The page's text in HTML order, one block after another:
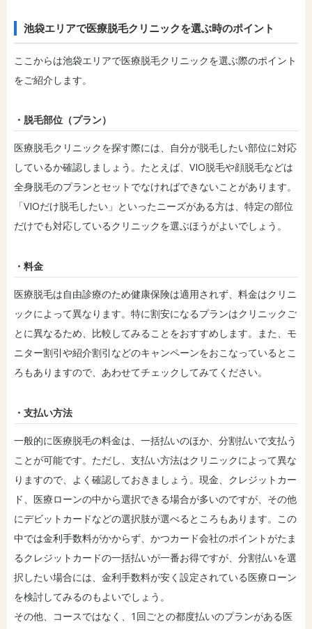
池袋エリアで医療脱毛クリニックを選ぶ時のポイント
ここからは池袋エリアで医療脱毛クリニックを選ぶ際のポイント
をご紹介します。
・脱毛部位（プラン）
医療脱毛クリニックを探す際には、自分が脱毛したい部位に対応
しているか確認しましょう。たとえば、VIO脱毛や顔脱毛などは
全身脱毛のプランとセットでなければできないことがあります。
「VIOだけ脱毛したい」といったニーズがある方は、特定の部位
だけでも対応しているクリニックを選ぶほうがよいでしょう。
・料金
医療脱毛は自由診療のため健康保険は適用されず、料金はクリニ
ックによって異なります。特に割安になるプランはクリニックご
とに異なるため、比較してみることをおすすめします。また、モ
ニター割引や紹介割引などのキャンペーンをおこなっているとこ
ろもありますので、あわせてチェックしてみてください。
・支払い方法
一般的に医療脱毛の料金は、一括払いのほか、分割払いで支払う
ことが可能です。ただし、支払い方法はクリニックによって異な
りますので、よく確認しておきましょう。現金、クレジットカー
ド、医療ローンの中から選択できる場合が多いのですが、その他
にデビットカードなどの選択肢が選べるところもあります。この
中では金利手数料がかからず、かつカード会社のポイントがたま
るクレジットカードの一括払いが一番お得ですが、分割払いを選
択したい場合には、金利手数料が安く設定されている医療ローン
を検討してみるのもよいでしょう。
その他、コースではなく、1回ごとの都度払いのプランがある医